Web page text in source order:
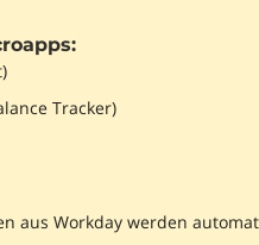
Tracker)
aus Workday werden